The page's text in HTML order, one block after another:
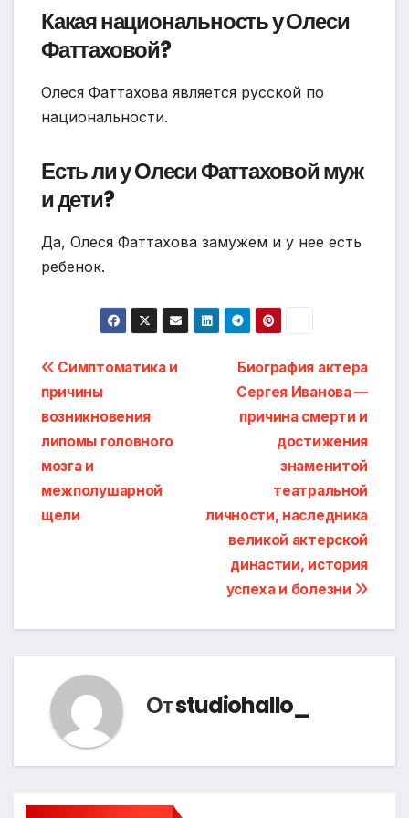
Какая национальность у Олеси
Фаттаховой?
Олеся Фаттахова является русской по
национальности.
Есть ли у Олеси Фаттаховой муж
и дети?
Да, Олеся Фаттахова замужем и у нее есть
ребенок.
Навигация
по
записям
Биография актера
Сергея Иванова —
причина смерти и
достижения
знаменитой
театральной
личности, наследника
великой актерской
династии, история
успеха и болезни
Симптоматика и
причины
возникновения
липомы головного
мозга и
межполушарной
щели
Отstudiohallo_